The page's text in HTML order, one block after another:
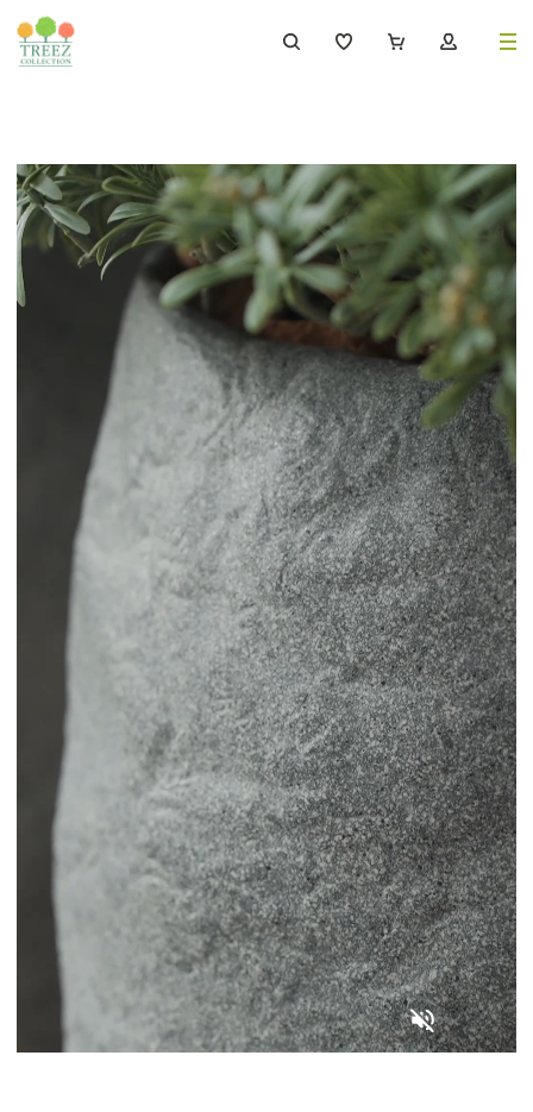
Каталог
239
Растения, кусты, мох и трава 221
Ампельные растения 70
Дизайнерские композиции 17
Цветы
Товары с 3D-моделями 502
Готовые решения от Treez 146
Алфавитный указатель
Прайс-листы и каталоги
Вопросы и ответы